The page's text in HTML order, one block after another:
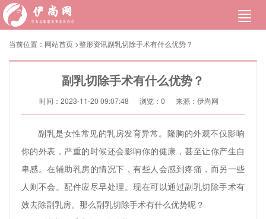
当前位置： 网站首页 >整形资讯副乳切除手术有什么优势？
副乳切除手术有什么优势？
时间：2023-11-20 09:07:48 浏览： 0 来源：伊尚网
副乳是女性常见的乳房发育异常。隆胸的外观不仅影响
你的外表，严重的时候还会影响你的健康，甚至让你产生自
卑感。在辅助乳房的情况下，有些人会感到疼痛，而另一些
人则不会。配件应尽早处理。现在可以通过副乳切除手术有
效去除副乳房。那么副乳切除手术有什么优势呢？